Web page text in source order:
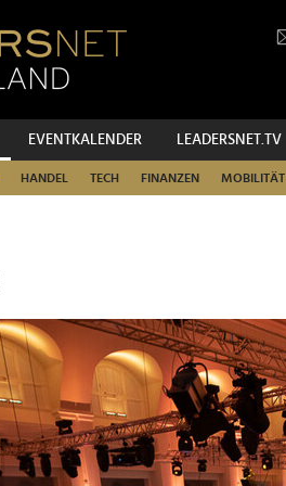
EVENTKALENDER LEADERSNET.TV
HANDEL TECH FINANZEN MOBILITÄT